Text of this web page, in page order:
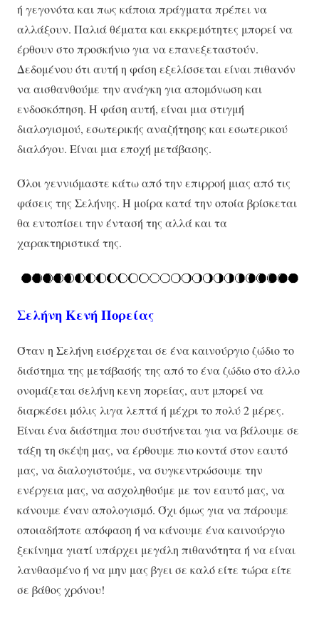
ή γεγονότα και πως κάποια πράγματα πρέπει να
αλλάξουν. Παλιά θέματα και εκκρεμότητες μπορεί να
έρθουν στο προσκήνιο για να επανεξεταστούν.
Δεδομένου ότι αυτή η φάση εξελίσσεται είναι πιθανόν
να αισθανθούμε την ανάγκη για απομόνωση και
ενδοσκόπηση. Η φάση αυτή, είναι μια στιγμή
διαλογισμού, εσωτερικής αναζήτησης και εσωτερικού
διαλόγου. Είναι μια εποχή μετάβασης.
Όλοι γεννιόμαστε κάτω από την επιρροή μιας από τις
φάσεις της Σελήνης. Η μοίρα κατά την οποία βρίσκεται
θα εντοπίσει την έντασή της αλλά και τα
χαρακτηριστικά της.
Σελήνη Κενή Πορείας
Όταν η Σελήνη εισέρχεται σε ένα καινούργιο ζώδιο το
διάστημα της μετάβασής της από το ένα ζώδιο στο άλλο
ονομάζεται σελήνη κενη πορείας, αυτ μπορεί να
διαρκέσει μόλις λιγα λεπτά ή μέχρι το πολύ 2 μέρες.
Είναι ένα διάστημα που συστήνεται για να βάλουμε σε
τάξη τη σκέψη μας, να έρθουμε πιο κοντά στον εαυτό
μας, να διαλογιστούμε, να συγκεντρώσουμε την
ενέργεια μας, να ασχοληθούμε με τον εαυτό μας, να
κάνουμε έναν απολογισμό. Όχι όμως για να πάρουμε
οποιαδήποτε απόφαση ή να κάνουμε ένα καινούργιο
ξεκίνημα γιατί υπάρχει μεγάλη πιθανότητα ή να είναι
λανθασμένο ή να μην μας βγει σε καλό είτε τώρα είτε
σε βάθος χρόνου!